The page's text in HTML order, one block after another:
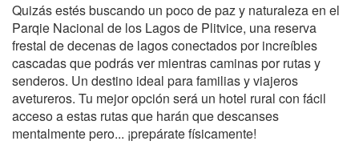
Quizás estés buscando un poco de paz y naturaleza en el
Parqie Nacional de los Lagos de Plitvice, una reserva
frestal de decenas de lagos conectados por increíbles
cascadas que podrás ver mientras caminas por rutas y
senderos. Un destino ideal para familias y viajeros
avetureros. Tu mejor opción será un hotel rural con fácil
acceso a estas rutas que harán que descanses
mentalmente pero... ¡prepárate físicamente!